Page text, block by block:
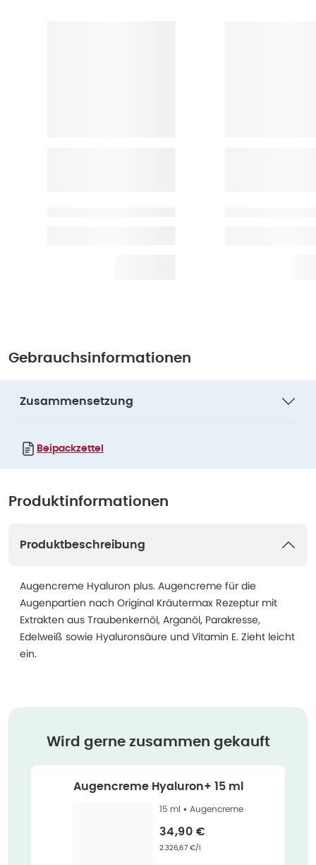
Gebrauchsinformationen
Zusammensetzung
Beipackzettel
Produktinformationen
Produktbeschreibung
Augencreme Hyaluron plus. Augencreme für die
Augenpartien nach Original Kräutermax Rezeptur mit
Extrakten aus Traubenkernöl, Arganöl, Parakresse,
Edelweiß sowie Hyaluronsäure und Vitamin E. Zieht leicht
ein.
Wird gerne zusammen gekauft
Augencreme Hyaluron+ 15 ml
15 ml • Augencreme
Verkaufspreis
34,90 €
Grundpreis:
2.326,67 €/l